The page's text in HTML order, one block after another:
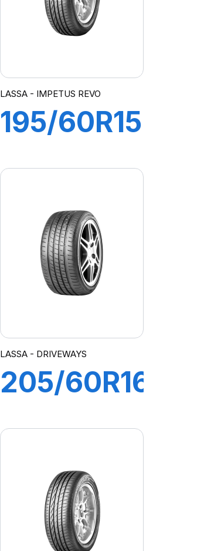
LASSA - IMPETUS REVO
195/60R15
REVO
LASSA - DRIVEWAYS
205/60R16